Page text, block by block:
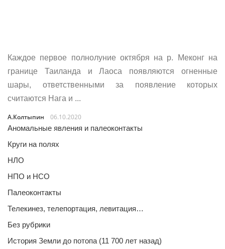
Каждое первое полнолуние октября на р. Меконг на
границе Таиланда и Лаоса появляются огненные
шары, ответственными за появление которых
считаются Нага и ...
А.Колтыпин
06.10.2020
Аномальные явления и палеоконтакты
Круги на полях
НЛО
НПО и НСО
Палеоконтакты
Телекинез, телепортация, левитация…
Без рубрики
История Земли до потопа (11 700 лет назад)